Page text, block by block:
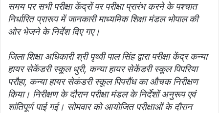
समय पर सभी परीक्षा केंद्रों पर परीक्षा प्रारंभ करने के पश्चात
निर्धारित प्रारूप में जानकारी माध्यमिक शिक्षा मंडल भोपाल की
ओर भेजने के निर्देश दिए गए।
जिला शिक्षा अधिकारी श्री पृथ्वी पाल सिंह द्वारा परीक्षा केंद्र कन्या
हायर सेकेंडरी स्कूल धुरी, कन्या हायर सेकेंडरी स्कूल पिपरिया
परौहा, कन्या हायर सेकंडरी स्कूल पिपरौंध का औचक निरीक्षण
किया। निरीक्षण के दौरान परीक्षा मंडल के निर्देशों अनुरूप एवं
शांतिपूर्ण पाई गई। सोमवार को आयोजित परीक्षाओं के दौरान